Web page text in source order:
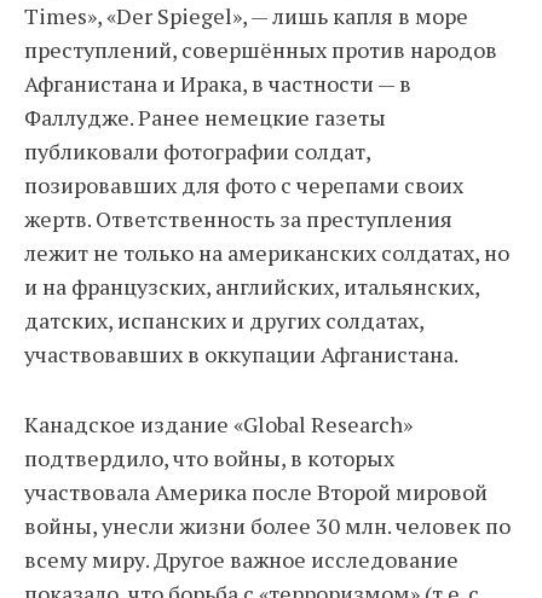
Times», «Der Spiegel», — лишь капля в море
преступлений, совершённых против народов
Афганистана и Ирака, в частности — в
Фаллудже. Ранее немецкие газеты
публиковали фотографии солдат,
позировавших для фото с черепами своих
жертв. Ответственность за преступления
лежит не только на американских солдатах, но
и на французских, английских, итальянских,
датских, испанских и других солдатах,
участвовавших в оккупации Афганистана.
Канадское издание «Global Research»
подтвердило, что войны, в которых
участвовала Америка после Второй мировой
войны, унесли жизни более 30 млн. человек по
всему миру. Другое важное исследование